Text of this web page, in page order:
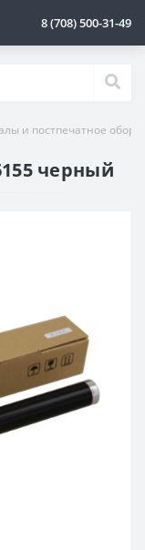
8 (708) 500-31-49
и постпечатное
черный